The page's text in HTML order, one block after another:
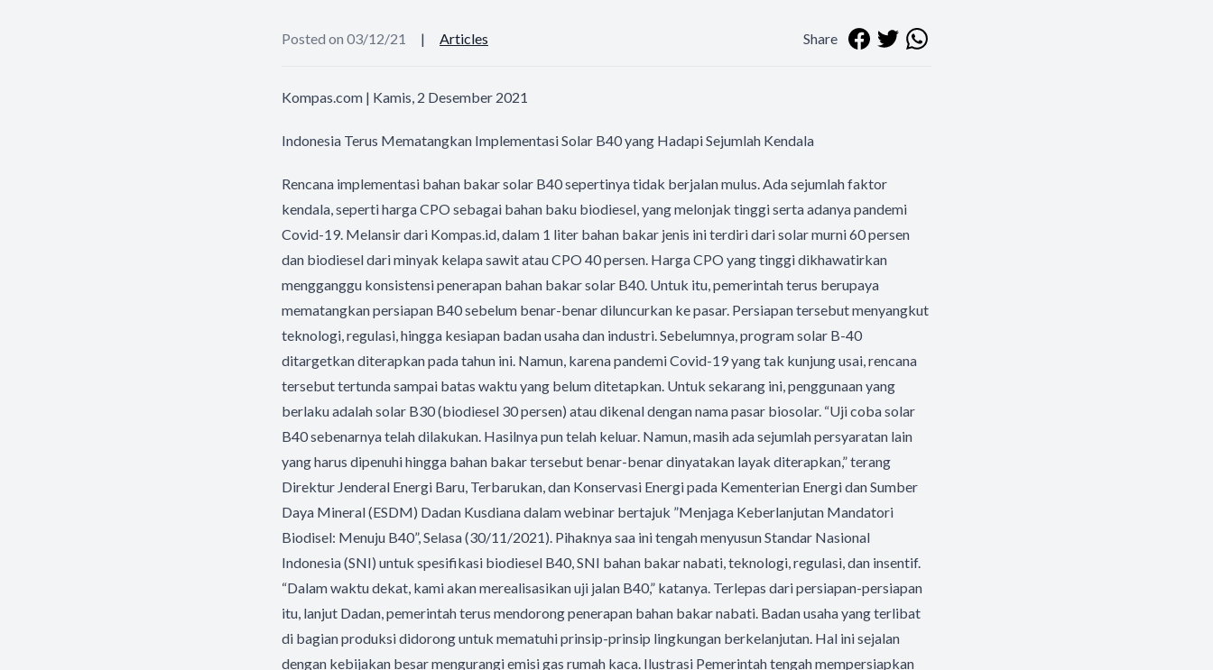
Posted on 03/12/21 | Articles Share
Kompas.com | Kamis, 2 Desember 2021
Indonesia Terus Mematangkan Implementasi Solar B40 yang Hadapi Sejumlah Kendala
Rencana implementasi bahan bakar solar B40 sepertinya tidak berjalan mulus. Ada sejumlah faktor
kendala, seperti harga CPO sebagai bahan baku biodiesel, yang melonjak tinggi serta adanya pandemi
Covid-19. Melansir dari Kompas.id, dalam 1 liter bahan bakar jenis ini terdiri dari solar murni 60 persen
dan biodiesel dari minyak kelapa sawit atau CPO 40 persen. Harga CPO yang tinggi dikhawatirkan
mengganggu konsistensi penerapan bahan bakar solar B40. Untuk itu, pemerintah terus berupaya
mematangkan persiapan B40 sebelum benar-benar diluncurkan ke pasar. Persiapan tersebut menyangkut
teknologi, regulasi, hingga kesiapan badan usaha dan industri. Sebelumnya, program solar B-40
ditargetkan diterapkan pada tahun ini. Namun, karena pandemi Covid-19 yang tak kunjung usai, rencana
tersebut tertunda sampai batas waktu yang belum ditetapkan. Untuk sekarang ini, penggunaan yang
berlaku adalah solar B30 (biodiesel 30 persen) atau dikenal dengan nama pasar biosolar. “Uji coba solar
B40 sebenarnya telah dilakukan. Hasilnya pun telah keluar. Namun, masih ada sejumlah persyaratan lain
yang harus dipenuhi hingga bahan bakar tersebut benar-benar dinyatakan layak diterapkan,” terang
Direktur Jenderal Energi Baru, Terbarukan, dan Konservasi Energi pada Kementerian Energi dan Sumber
Daya Mineral (ESDM) Dadan Kusdiana dalam webinar bertajuk ”Menjaga Keberlanjutan Mandatori
Biodisel: Menuju B40”, Selasa (30/11/2021). Pihaknya saa ini tengah menyusun Standar Nasional
Indonesia (SNI) untuk spesifikasi biodiesel B40, SNI bahan bakar nabati, teknologi, regulasi, dan insentif.
“Dalam waktu dekat, kami akan merealisasikan uji jalan B40,” katanya. Terlepas dari persiapan-persiapan
itu, lanjut Dadan, pemerintah terus mendorong penerapan bahan bakar nabati. Badan usaha yang terlibat
di bagian produksi didorong untuk mematuhi prinsip-prinsip lingkungan berkelanjutan. Hal ini sejalan
dengan kebijakan besar mengurangi emisi gas rumah kaca. Ilustrasi Pemerintah tengah mempersiapkan